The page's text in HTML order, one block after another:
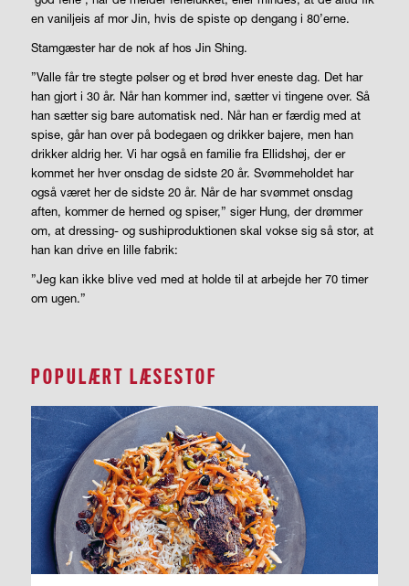
en vaniljeis af mor Jin, hvis de spiste op dengang i 80’erne.
Stamgæster har de nok af hos Jin Shing.
”Valle får tre stegte pølser og et brød hver eneste dag. Det har
han gjort i 30 år. Når han kommer ind, sætter vi tingene over. Så
han sætter sig bare automatisk ned. Når han er færdig med at
spise, går han over på bodegaen og drikker bajere, men han
drikker aldrig her. Vi har også en familie fra Ellidshøj, der er
kommet her hver onsdag de sidste 20 år. Svømmeholdet har
også været her de sidste 20 år. Når de har svømmet onsdag
aften, kommer de herned og spiser,” siger Hung, der drømmer
om, at dressing- og sushiproduktionen skal vokse sig så stor, at
han kan drive en lille fabrik:
”Jeg kan ikke blive ved med at holde til at arbejde her 70 timer
om ugen.”
POPULÆRT LÆSESTOF